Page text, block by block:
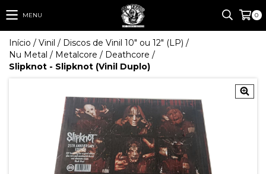
MENU 0
Início / Vinil / Discos de Vinil 10" ou 12" (LP) /
Nu Metal / Metalcore / Deathcore /
Slipknot - Slipknot (Vinil Duplo)